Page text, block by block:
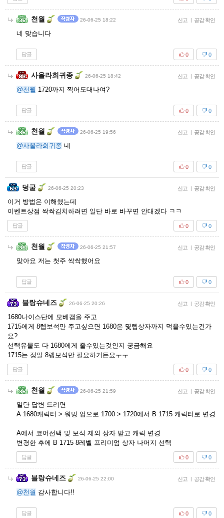
천월 26-06-25 18:22 신고 | 공감 확인
네 맞습니다
답글 0
0
사올라희귀종 26-06-25 18:42 신고 | 공감 확인
@천월 1720까지 찍어도대나여?
답글 0
0
천월 26-06-25 19:56 신고 | 공감 확인
@사올라희귀종 네
답글 0
0
덩굴 26-06-25 20:23 신고 | 공감 확인
이거 방법은 이해했는데
이벤트상점 싹싹김치하려면 일단 바로 바꾸면 안대겠다 ㅋㅋ
답글 0
0
천월 26-06-25 21:57 신고 | 공감 확인
맞아요 저는 첫주 싹싹했어요
답글 0
0
블랑슈네즈 26-06-25 20:26 신고 | 공감 확인
1680나이스단에 모베캠을 주고
1715에게 8렙보석만 주고싶으면 1680은 몇렙상자까지 먹을수있는건가
요?
선택유물도 다 1680에게 줄수있는것인지 궁금해요
1715는 정말 8렙보석만 필요하거든요ㅜㅜ
답글 0
0
천월 26-06-25 21:59 신고 | 공감 확인
일단 답변 드리면
A 1680캐릭터 > 워밍 업으로 1700 > 1720에서 B 1715 캐릭터로 변경
A에서 코어선택 및 보석 제외 상자 받고 캐릭 변경
변경한 후에 B 1715 8레벨 프리미엄 상자 나머지 선택
답글 0
0
블랑슈네즈 26-06-25 22:00 신고 | 공감 확인
@천월 감사합니다!!
답글 0
0